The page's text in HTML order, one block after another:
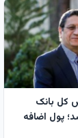
کل بانک
پول اضافه